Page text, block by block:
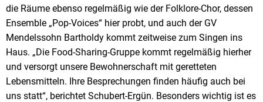
die Räume ebenso regelmäßig wie der Folklore-Chor, dessen
Ensemble „Pop-Voices“ hier probt, und auch der GV
Mendelssohn Bartholdy kommt zeitweise zum Singen ins
Haus. „Die Food-Sharing-Gruppe kommt regelmäßig hierher
und versorgt unsere Bewohnerschaft mit geretteten
Lebensmitteln. Ihre Besprechungen finden häufig auch bei
uns statt“, berichtet Schubert-Ergün. Besonders wichtig ist es